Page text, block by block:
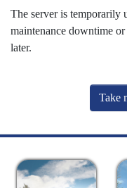
The server is temporarily
maintenance downtime
later.
Take